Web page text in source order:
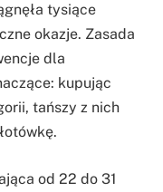
tysiące
okazje. Zasada
dla
kupując
tańszy z nich
od 22 do 31